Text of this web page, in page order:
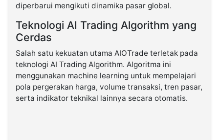
diperbarui mengikuti dinamika pasar global.
Teknologi AI Trading Algorithm yang
Cerdas
Salah satu kekuatan utama AIOTrade terletak pada
teknologi AI Trading Algorithm. Algoritma ini
menggunakan machine learning untuk mempelajari
pola pergerakan harga, volume transaksi, tren pasar,
serta indikator teknikal lainnya secara otomatis.